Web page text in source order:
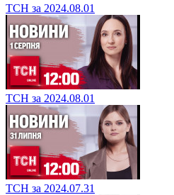
ТСН за 2024.08.01
ТСН за 2024.08.01
ТСН за 2024.07.31